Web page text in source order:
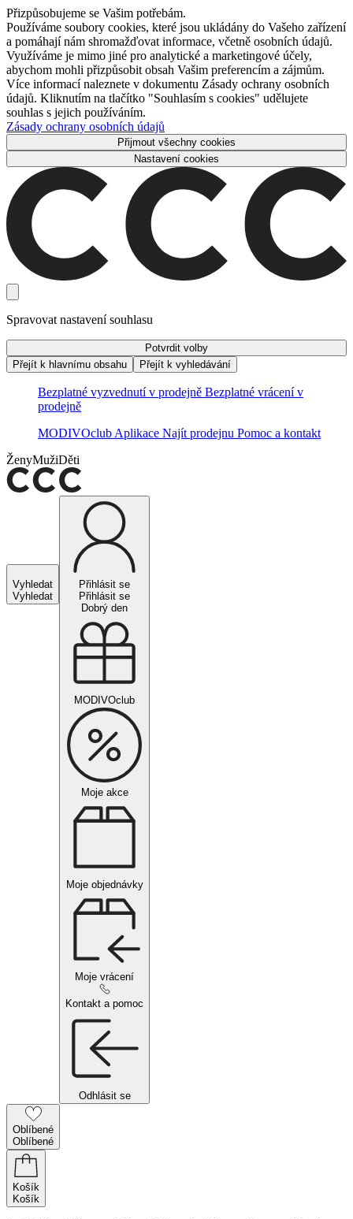
Přizpůsobujeme se Vašim potřebám.
Používáme soubory cookies, které jsou ukládány do Vašeho zařízení
a pomáhají nám shromažďovat informace, včetně osobních údajů.
Využíváme je mimo jiné pro analytické a marketingové účely,
abychom mohli přizpůsobit obsah Vašim preferencím a zájmům.
Více informací naleznete v dokumentu Zásady ochrany osobních
údajů. Kliknutím na tlačítko "Souhlasím s cookies" udělujete
souhlas s jejich používáním.
Zásady ochrany osobních údajů
Přijmout všechny cookies
Nastavení cookies
Spravovat nastavení souhlasu
Potvrdit volby
Přejít k hlavnímu obsahu
Přejít k vyhledávání
Bezplatné vyzvednutí v prodejně Bezplatné vrácení v
prodejně
MODIVOclub Aplikace Najít prodejnu Pomoc a kontakt
ŽenyMužiDěti
Vyhledat
Vyhledat
Přihlásit se
Přihlásit se
Dobrý den
MODIVOclub
Moje akce
Moje objednávky
Moje vrácení
Kontakt a pomoc
Odhlásit se
Oblíbené
Oblíbené
Košík
Košík